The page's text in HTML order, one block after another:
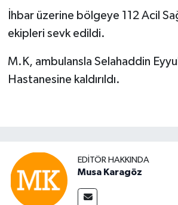
İhbar üzerine bölgeye 112 Acil
ekipleri sevk edildi.
M.K, ambulansla Selahaddin
Hastanesine kaldırıldı.
EDITÖR HAKKINDA
Musa Karagöz